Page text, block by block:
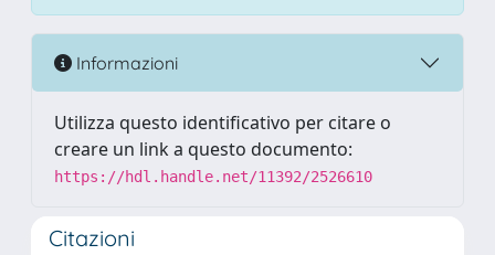
Informazioni
Utilizza questo identificativo per citare o
creare un link a questo documento:
https://hdl.handle.net/11392/2526610
Citazioni